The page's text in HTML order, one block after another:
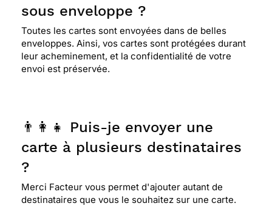
sous enveloppe ?
Toutes les cartes sont envoyées dans de belles
enveloppes. Ainsi, vos cartes sont protégées durant
leur acheminement, et la confidentialité de votre
envoi est préservée.
👨‍👩‍👧 Puis-je envoyer une
carte à plusieurs destinataires
?
Merci Facteur vous permet d'ajouter autant de
destinataires que vous le souhaitez sur une carte.